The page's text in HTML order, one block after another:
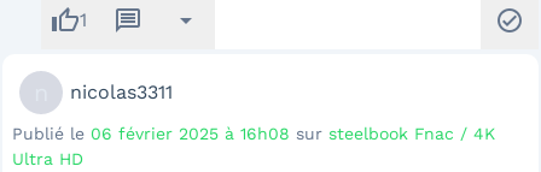
thumb_up1 message arrow_drop_down check_circle
nicolas3311
Publié le 06 février 2025 à 16h08 sur steelbook Fnac / 4K
Ultra HD